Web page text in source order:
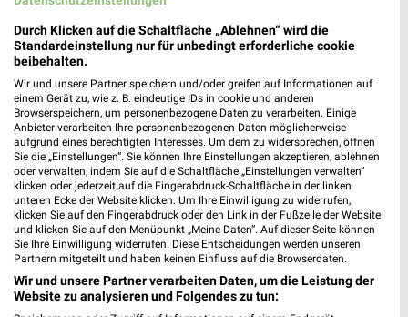
90431 Nürnberg
Heute geschlossen
MediaMarkt Saturn Nürnberg
Vordere Ledergasse 30
90403 Nürnberg
Heute geschlossen
378,32 km • Angebote: 1 Prospekt
media@home Mose Forchheim
Äußere Nürnberger Straße 14
Durch Klicken auf die Schaltfläche „Ablehnen“ wird die
Standardeinstellung nur für unbedingt erforderliche cookie
beibehalten.
Wir und unsere Partner speichern und/oder greifen auf Informationen auf
einem Gerät zu, wie z. B. eindeutige IDs in cookie und anderen
Browserspeichern, um personenbezogene Daten zu verarbeiten. Einige
Anbieter verarbeiten Ihre personenbezogenen Daten möglicherweise
aufgrund eines berechtigten Interesses. Um dem zu widersprechen, öffnen
Sie die „Einstellungen“. Sie können Ihre Einstellungen akzeptieren, ablehnen
oder verwalten, indem Sie auf die Schaltfläche „Einstellungen verwalten“
klicken oder jederzeit auf die Fingerabdruck-Schaltfläche in der linken
unteren Ecke der Website klicken. Um Ihre Einwilligung zu widerrufen,
klicken Sie auf den Fingerabdruck oder den Link in der Fußzeile der Website
und klicken Sie auf den Menüpunkt „Meine Daten“. Auf dieser Seite können
Sie Ihre Einwilligung widerrufen. Diese Entscheidungen werden unseren
Partnern mitgeteilt und haben keinen Einfluss auf die Browserdaten.
Wir und unsere Partner verarbeiten Daten, um die Leistung der
Website zu analysieren und Folgendes zu tun: